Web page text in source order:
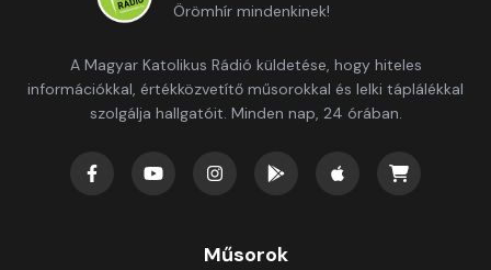
Örömhír mindenkinek!
A Magyar Katolikus Rádió küldetése, hogy hiteles
információkkal, értékközvetítő műsorokkal és lelki táplálékkal
szolgálja hallgatóit. Minden nap, 24 órában.
Műsorok